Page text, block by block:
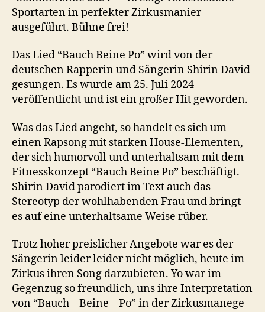
Sportarten in perfekter Zirkusmanier
ausgeführt. Bühne frei!
Das Lied “Bauch Beine Po” wird von der
deutschen Rapperin und Sängerin Shirin David
gesungen. Es wurde am 25. Juli 2024
veröffentlicht und ist ein großer Hit geworden.
Was das Lied angeht, so handelt es sich um
einen Rapsong mit starken House-Elementen,
der sich humorvoll und unterhaltsam mit dem
Fitnesskonzept “Bauch Beine Po” beschäftigt.
Shirin David parodiert im Text auch das
Stereotyp der wohlhabenden Frau und bringt
es auf eine unterhaltsame Weise rüber.
Trotz hoher preislicher Angebote war es der
Sängerin leider leider nicht möglich, heute im
Zirkus ihren Song darzubieten. Yo war im
Gegenzug so freundlich, uns ihre Interpretation
von “Bauch – Beine – Po” in der Zirkusmanege